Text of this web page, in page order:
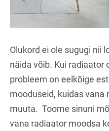
Olukord ei ole sugugi nii
näida võib. Kui radiaator
probleem on eelkõige
mooduseid, kuidas vana
muuta. Toome sinuni
vana radiaator moodsa